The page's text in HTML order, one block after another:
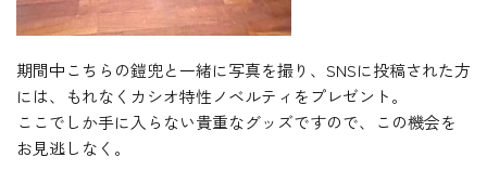
期間中こちらの鎧兜と一緒に写真を撮り、SNSに投稿された方
には、もれなくカシオ特性ノベルティをプレゼント。
ここでしか手に入らない貴重なグッズですので、この機会を
お見逃しなく。